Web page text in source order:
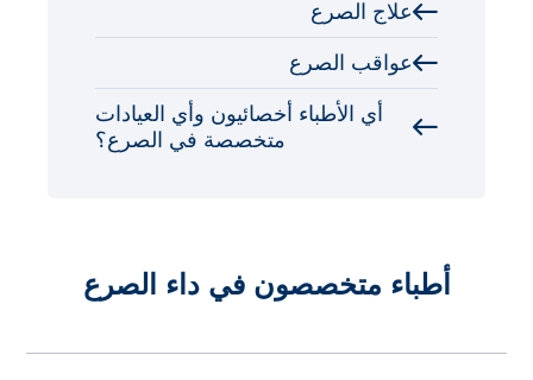
علاج الصرع
عواقب الصرع
أي الأطباء أخصائيون وأي العيادات
متخصصة في الصرع؟
أطباء متخصصون في داء الصرع